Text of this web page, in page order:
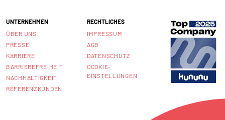
UNTERNEHMEN
ÜBER UNS
PRESSE
KARRIERE
BARRIEREFREIHEIT
NACHHALTIGKEIT
REFERENZKUNDEN
RECHTLICHES
IMPRESSUM
AGB
DATENSCHUTZ
COOKIE-
EINSTELLUNGEN